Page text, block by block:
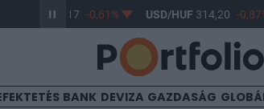
363,17 -0,61% USD/HUF314,20 -0,87%
BANK DEVIZA GAZDASÁG